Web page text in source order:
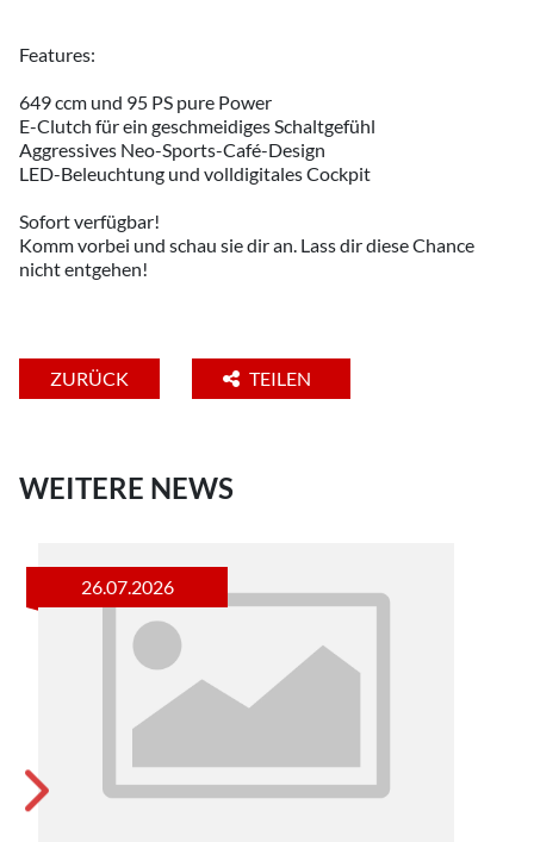
Features:
649 ccm und 95 PS pure Power
E-Clutch für ein geschmeidiges Schaltgefühl
Aggressives Neo-Sports-Café-Design
LED-Beleuchtung und volldigitales Cockpit
Sofort verfügbar!
Komm vorbei und schau sie dir an. Lass dir diese Chance
nicht entgehen!
ZURÜCK TEILEN
WEITERE NEWS
26.07.2026